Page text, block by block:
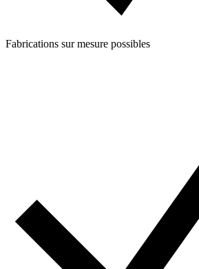
Fabrications sur mesure possibles